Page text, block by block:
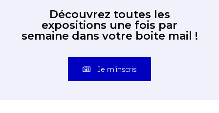
Découvrez toutes les
semaine dans votre boite mail !